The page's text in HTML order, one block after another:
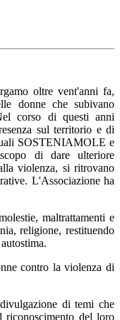
oltre vent'anni fa,
donne che subivano
corso di questi anni
sul territorio e di
SOSTENIAMOLE e
di dare ulteriore
violenza, si ritrovano
L'Associazione ha
maltrattamenti e
religione, restituendo
contro la violenza di
di temi che
del loro